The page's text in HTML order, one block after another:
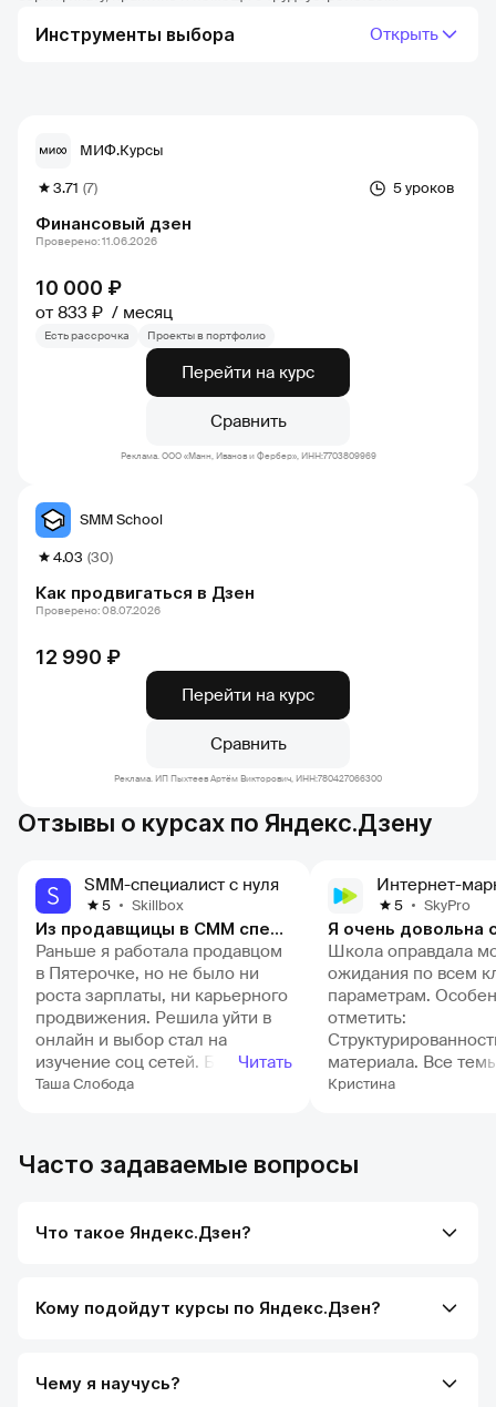
Инструменты выбора Открыть
Финансовый дзен
5 уроков
3.71 (7)
МИФ.Курсы
10 000 ₽
от 833 ₽ месяц
Проверено: 11.06.2026
Есть рассрочка Проекты в портфолио
Перейти на курс
Сравнить
Реклама. ООО «Манн, Иванов и Фербер», ИНН:7703809969
Как продвигаться в Дзен
4.03 (30)
SMM School
12 990 ₽
Проверено: 08.07.2026
Перейти на курс
Сравнить
Реклама. ИП Пыхтеев Артём Викторович, ИНН:780427066300
Отзывы о курсах по Яндекс.Дзену
SMM-специалист с нуля
5 Skillbox
Таша Слобода
Из продавщицы в СММ специалиста
Раньше я работала продавцом
в Пятерочке, но не было ни
роста зарплаты, ни карьерного
продвижения. Решила уйти в
онлайн и выбор стал на
изучение соц сетей. Благодаря
обучению многие вещи стали
Удалось сменить работу, так
за время курса у меня выросла
что есть чат с однокурсниками
Читать
Интернет-
5 SkyPro
Кристина
Школа оправдала
ожидания по всем
параметрам.
отметить:
материала. Все
излагаются
Практическую
реальным задачам,
Профессионализм
рекомендациями.
Часто задаваемые вопросы
Что такое Яндекс.Дзен?
Кому подойдут курсы по Яндекс.Дзен?
Чему я научусь?